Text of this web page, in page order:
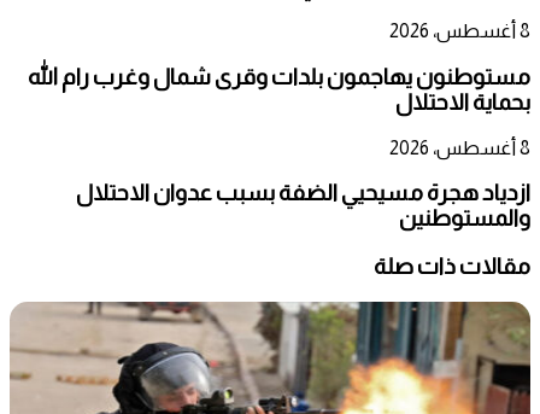
8 أغسطس، 2026
مستوطنون يهاجمون بلدات وقرى شمال وغرب رام الله
بحماية الاحتلال
8 أغسطس، 2026
ازدياد هجرة مسيحيي الضفة بسبب عدوان الاحتلال
والمستوطنين
مقالات ذات صلة